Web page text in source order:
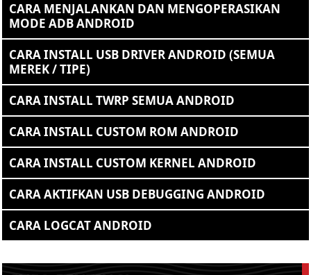
CARA MENJALANKAN DAN MENGOPERASIKAN
MODE ADB ANDROID
CARA INSTALL USB DRIVER ANDROID (SEMUA
MEREK / TIPE)
CARA INSTALL TWRP SEMUA ANDROID
CARA INSTALL CUSTOM ROM ANDROID
CARA INSTALL CUSTOM KERNEL ANDROID
CARA AKTIFKAN USB DEBUGGING ANDROID
CARA LOGCAT ANDROID